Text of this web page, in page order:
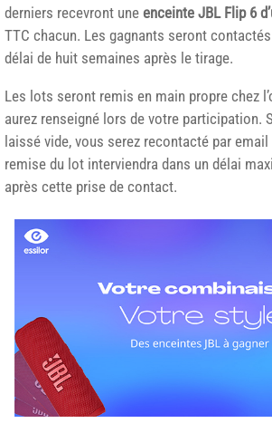
derniers recevront une enceinte JBL Flip 6
TTC chacun. Les gagnants seront
délai de huit semaines après le tirage.
Les lots seront remis en main propre chez
aurez renseigné lors de votre participation.
laissé vide, vous serez recontacté par
remise du lot interviendra dans un délai
après cette prise de contact.